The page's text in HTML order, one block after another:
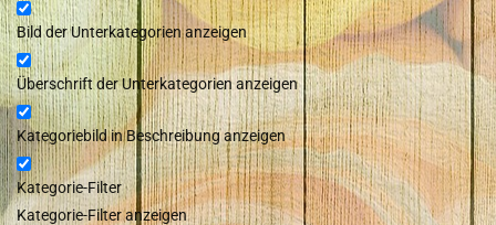
Bild der Unterkategorien anzeigen
Überschrift der Unterkategorien anzeigen
Kategoriebild in Beschreibung anzeigen
Kategorie-Filter
Kategorie-Filter anzeigen